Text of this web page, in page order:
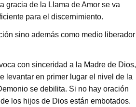
gracia de la Llama de Amor se va
para el discernimiento.
sino además como medio liberador
con sinceridad a la Madre de Dios,
levantar en primer lugar el nivel de la
se debilita. Si no hay oración
los hijos de Dios están embotados.